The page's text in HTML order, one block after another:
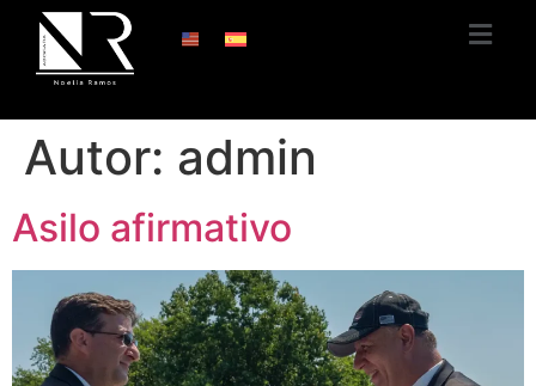
Autor: admin
Asilo afirmativo